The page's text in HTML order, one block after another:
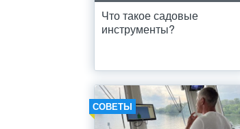
Что такое садовые
инструменты?
СОВЕТЫ